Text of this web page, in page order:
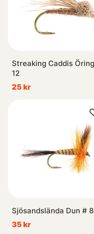
Streaking Caddis Öring #
12
25 kr
Sjösandslända Dun # 8
35 kr